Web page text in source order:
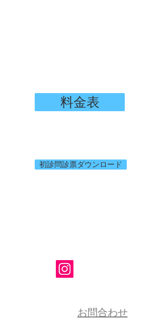
料金表
初診問診票ダウンロード
お問合わせ